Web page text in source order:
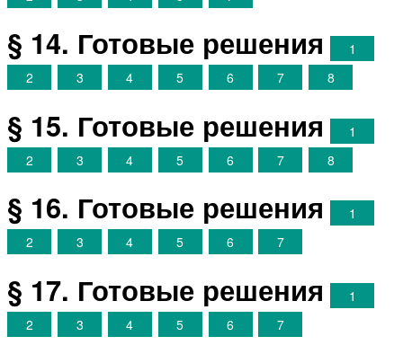
§ 14. Готовые решения
1
2
3 4 5 6 7 8
§ 15. Готовые решения
1
2
3 4 5 6 7 8
§ 16. Готовые решения
1
2
3 4 5 6 7
§ 17. Готовые решения
1
2
3 4 5 6 7